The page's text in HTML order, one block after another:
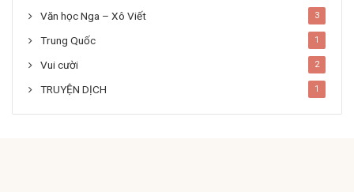
Văn học Nga – Xô Viết 3
Trung Quốc 1
Vui cười 2
TRUYỆN DỊCH 1